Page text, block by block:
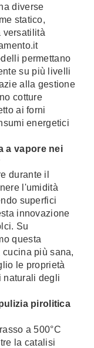
diverse
statico,
versatilità
permettano
su più livelli
alla gestione
cotture
ai forni
energetici
a vapore nei
durante il
l'umidità
superfici
innovazione
Su
questa
più sana,
le proprietà
naturali degli
pirolitica
a 500°C
la catalisi